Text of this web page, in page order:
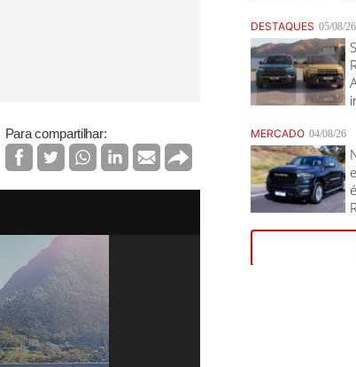
Para compartilhar: